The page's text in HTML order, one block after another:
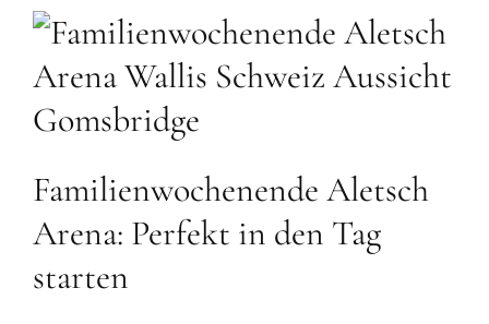
Familienwochenende Aletsch
Arena: Perfekt in den Tag
starten